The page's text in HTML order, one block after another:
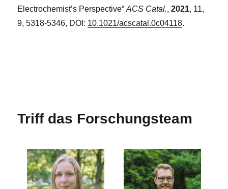
Electrochemist’s Perspective“ACS Catal.,2021, 11,
9, 5318-5346, DOI: 10.1021/acscatal.0c04118.
Triff das Forschungsteam